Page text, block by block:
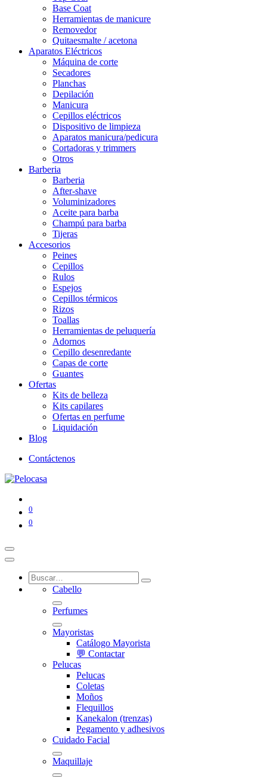
Base Coat
Herramientas de manicure
Removedor
Quitaesmalte / acetona
Aparatos Eléctricos
Máquina de corte
Secadores
Planchas
Depilación
Manicura
Cepillos eléctricos
Dispositivo de limpieza
Aparatos manicura/pedicura
Cortadoras y trimmers
Otros
Barberia
Barberia
After-shave
Voluminizadores
Aceite para barba
Champú para barba
Tijeras
Accesorios
Peines
Cepillos
Rulos
Espejos
Cepillos térmicos
Rizos
Toallas
Herramientas de peluquería
Adornos
Cepillo desenredante
Capas de corte
Guantes
Ofertas
Kits de belleza
Kits capilares
Ofertas en perfume
Liquidación
Blog
Contáctenos
0
0
Cabello
Perfumes
Mayoristas
Catálogo Mayorista
💬 Contactar
Pelucas
Pelucas
Coletas
Moños
Flequillos
Kanekalon (trenzas)
Pegamento y adhesivos
Cuidado Facial
Maquillaje